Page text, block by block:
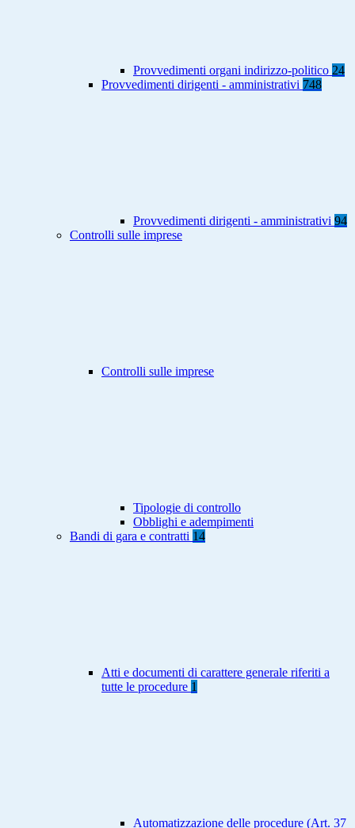
Provvedimenti organi indirizzo-politico 24
Provvedimenti dirigenti - amministrativi 748
Provvedimenti dirigenti - amministrativi 94
Controlli sulle imprese
Controlli sulle imprese
Tipologie di controllo
Obblighi e adempimenti
Bandi di gara e contratti 14
Atti e documenti di carattere generale riferiti a
tutte le procedure 1
Automatizzazione delle procedure (Art. 37